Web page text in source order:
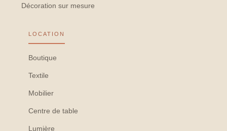
Décoration sur mesure
LOCATION
Boutique
Textile
Mobilier
Centre de table
Lumière